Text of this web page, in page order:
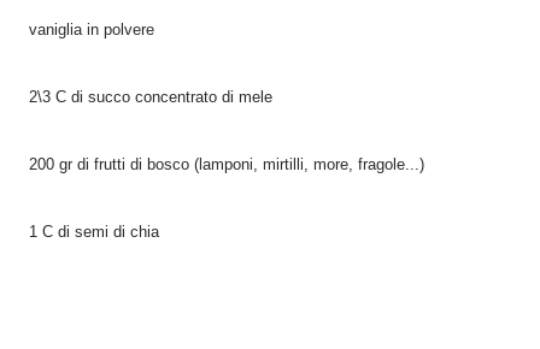
vaniglia in polvere
2\3 C di succo concentrato di mele
200 gr di frutti di bosco (lamponi, mirtilli, more, fragole...)
1 C di semi di chia